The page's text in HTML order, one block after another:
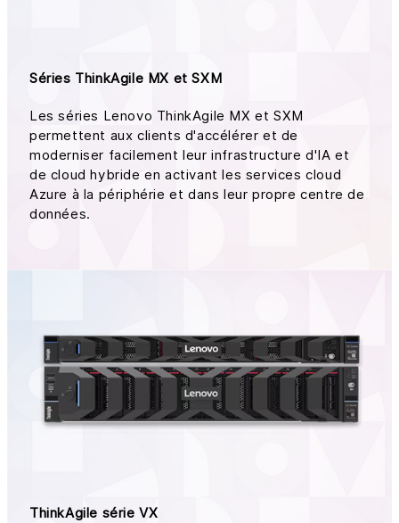
Séries ThinkAgile MX et SXM
Les séries Lenovo ThinkAgile MX et SXM
permettent aux clients d'accélérer et de
moderniser facilement leur infrastructure d'IA et
de cloud hybride en activant les services cloud
Azure à la périphérie et dans leur propre centre de
données.
ThinkAgile série VX